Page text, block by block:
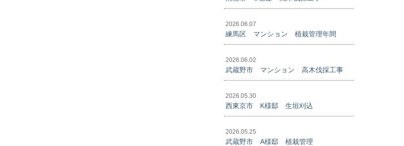
2026.06.07
練馬区 マンション 植栽管理年間
2026.06.02
武蔵野市 マンション 高木伐採工事
2026.05.30
西東京市 K様邸 生垣刈込
2026.05.25
武蔵野市 A様邸 植栽管理